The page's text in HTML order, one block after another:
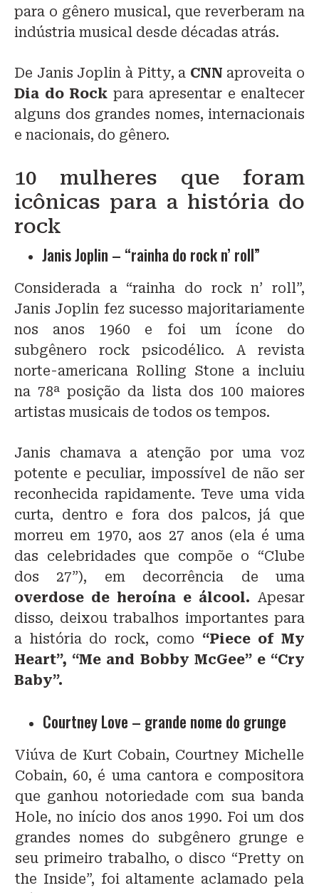
para o gênero musical, que reverberam na
indústria musical desde décadas atrás.
De Janis Joplin à Pitty, a CNN aproveita o
Dia do Rock para apresentar e enaltecer
alguns dos grandes nomes, internacionais
e nacionais, do gênero.
10 mulheres que foram
icônicas para a história do
rock
Janis Joplin – “rainha do rock n’ roll”
Considerada a “rainha do rock n’ roll”,
Janis Joplin fez sucesso majoritariamente
nos anos 1960 e foi um ícone do
subgênero rock psicodélico. A revista
norte-americana Rolling Stone a incluiu
na 78ª posição da lista dos 100 maiores
artistas musicais de todos os tempos.
Janis chamava a atenção por uma voz
potente e peculiar, impossível de não ser
reconhecida rapidamente. Teve uma vida
curta, dentro e fora dos palcos, já que
morreu em 1970, aos 27 anos (ela é uma
das celebridades que compõe o “Clube
dos 27”), em decorrência de uma
overdose de heroína e álcool. Apesar
disso, deixou trabalhos importantes para
a história do rock, como “Piece of My
Heart”, “Me and Bobby McGee” e “Cry
Baby”.
Courtney Love – grande nome do grunge
Viúva de Kurt Cobain, Courtney Michelle
Cobain, 60, é uma cantora e compositora
que ganhou notoriedade com sua banda
Hole, no início dos anos 1990. Foi um dos
grandes nomes do subgênero grunge e
seu primeiro trabalho, o disco “Pretty on
the Inside”, foi altamente aclamado pela